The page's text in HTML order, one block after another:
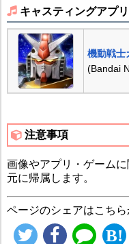
キャスティングアプリ
機動戦士
(Bandai
注意事項
画像やアプリ・ゲーム
元に帰属します。
ページのシェアはこちら